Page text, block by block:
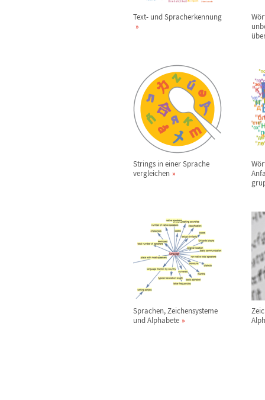
Text- und Spracherkennung Wö
ü
Strings in einer Sprache
vergleichen
Wö
Sprachen, Zeichensysteme
und Alphabete